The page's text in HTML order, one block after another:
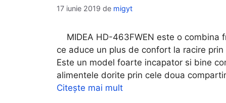
17 iunie 2019 de migyt
MIDEA HD-463FWEN este o combina
ce aduce un plus de confort la racire
Este un model foarte incapator si bine
alimentele dorite prin cele doua
Citește mai mult